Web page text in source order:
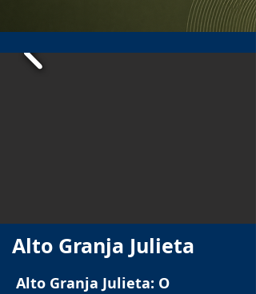
Alto Granja Julieta
Alto Granja Julieta: O